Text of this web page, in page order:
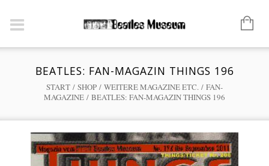
BEATLES: FAN-MAGAZIN THINGS 196
START / SHOP / WEITERE MAGAZINE ETC. / FAN-
MAGAZINE / BEATLES: FAN-MAGAZIN THINGS 196